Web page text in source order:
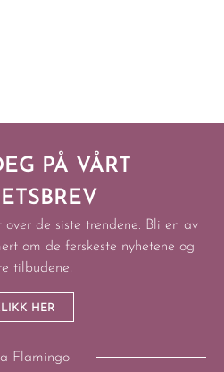
PÅ VÅRT
over de siste trendene. Bli en av
om de ferskeste nyhetene og
tilbudene!
HER
Flamingo